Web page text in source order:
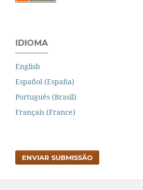
IDIOMA
English
Español (España)
Português (Brasil)
Français (France)
ENVIAR SUBMISSÃO